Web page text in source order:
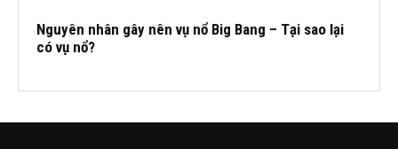
Nguyên nhân gây nên vụ nổ Big Bang – Tại sao lại
có vụ nổ?